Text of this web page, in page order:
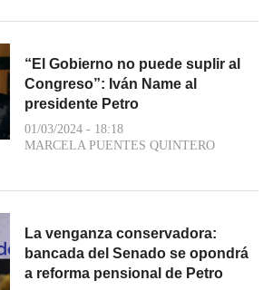
“El Gobierno no puede suplir al
Congreso”: Iván Name al
presidente Petro
01/03/2024 - 18:18
MARCELA PUENTES QUINTERO
La venganza conservadora:
bancada del Senado se opondrá
a reforma pensional de Petro